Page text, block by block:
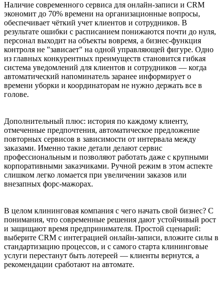
Наличие современного сервиса для онлайн-записи и CRM
экономит до 70% времени на организационные вопросы,
обеспечивает чёткий учет клиентов и сотрудников. В
результате ошибки с расписанием понижаются почти до нуля,
персонал выходит на объекты вовремя, а бизнес-функция
контроля не "зависает" на одной управляющей фигуре. Одно
из главных конкурентных преимуществ становится гибкая
система уведомлений для клиентов и сотрудников — когда
автоматический напоминатель заранее информирует о
времени уборки и координаторам не нужно держать все в
голове.
Дополнительный плюс: история по каждому клиенту,
отмеченные предпочтения, автоматическое предложение
повторных сервисов в зависимости от интервала между
заказами. Именно такие детали делают сервис
профессиональным и позволяют работать даже с крупными
корпоративными заказчиками. Ручной режим в этом аспекте
слишком легко ломается при увеличении заказов или
внезапных форс-мажорах.
В целом клининговая компания с чего начать свой бизнес? С
понимания, что современные решения дают устойчивый рост
и защищают время предпринимателя. Простой сценарий:
выберите CRM с интеграцией онлайн-записи, вложите силы в
стандартизацию процессов, и с самого старта клининговые
услуги перестанут быть лотереей — клиенты вернутся, а
рекомендации сработают на автомате.